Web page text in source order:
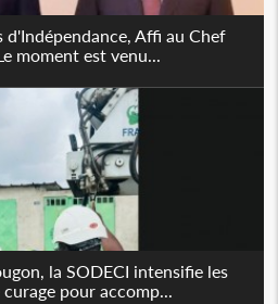
d'Indépendance, Affi au Chef
moment est venu...
la SODECI intensifie les
pour accomp...